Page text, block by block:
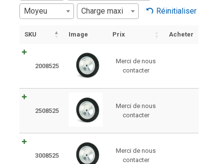
Moyeu
Charge maxi Réinitialiser
SKU Image Prix Acheter
2008525
Merci de nous
contacter
2508525
Merci de nous
contacter
3008525
Merci de nous
contacter